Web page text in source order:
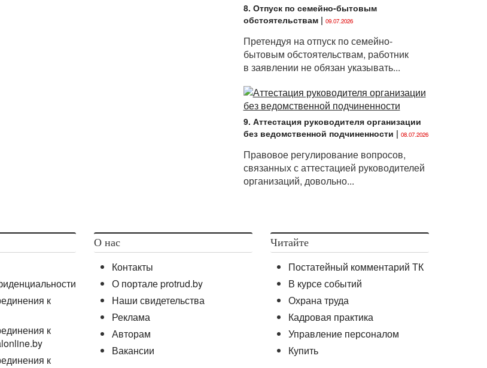
8. Отпуск по семейно-бытовым
обстоятельствам| 09.07.2026
Претендуя на отпуск по семейно-
бытовым обстоятельствам, работник
в заявлении не обязан указывать...
9. Аттестация руководителя организации
без ведомственной подчиненности | 08.07.2026
Правовое регулирование вопросов,
связанных с аттестацией руководителей
организаций, довольно...
к
к
к
О нас
Контакты
О портале protrud.by
Наши свидетельства
Реклама
Авторам
Вакансии
Читайте
Постатейный комментарий ТК
В курсе событий
Охрана труда
Кадровая практика
Управление персоналом
Купить